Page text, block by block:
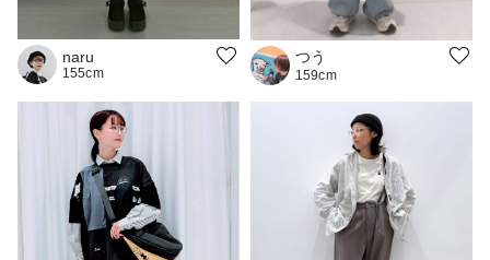
naru
155cm
つう
159cm